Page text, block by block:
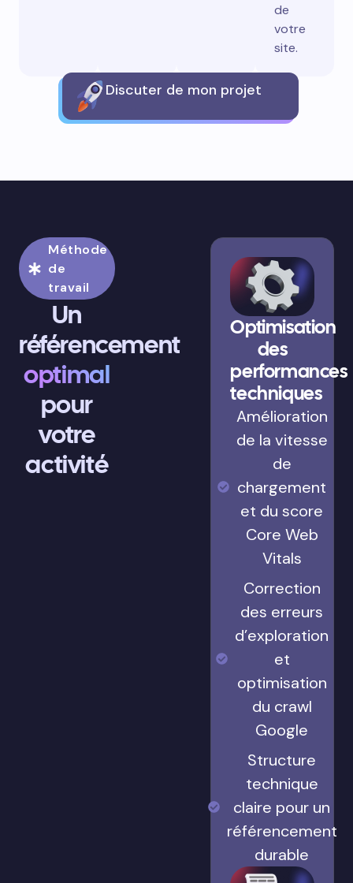
de
votre
site.
Discuter de mon projet
Méthode
de
travail
Un
référencement
optimal
pour
votre
activité
Optimisation
des
performances
techniques
Amélioration
de la vitesse
de
chargement
et du score
Core Web
Vitals
Correction
des erreurs
d’exploration
et
optimisation
du crawl
Google
Structure
technique
claire pour un
référencement
durable